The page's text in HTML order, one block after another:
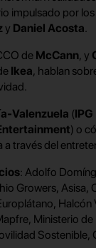
impulsado por
y Daniel Acosta.
de McCann, y
Ikea, hablan
Valenzuela (IPG
) o
a través del
: Adolfo
Growers, Asisa,
Halcón
Ministerio de
Sostenible,